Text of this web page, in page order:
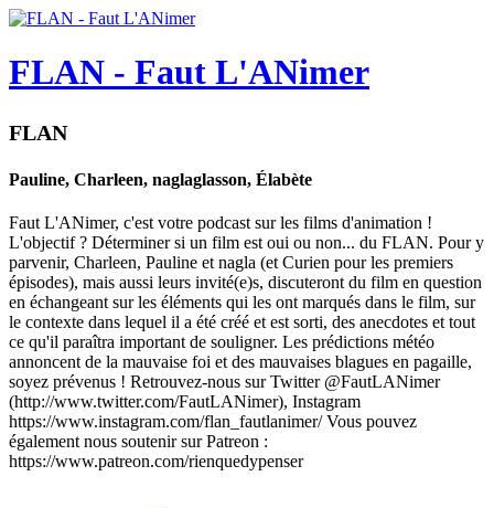
FLAN - Faut L'ANimer
FLAN
Pauline, Charleen, naglaglasson, Élabète
Faut L'ANimer, c'est votre podcast sur les films d'animation !
L'objectif ? Déterminer si un film est oui ou non... du FLAN. Pour y
parvenir, Charleen, Pauline et nagla (et Curien pour les premiers
épisodes), mais aussi leurs invité(e)s, discuteront du film en question
en échangeant sur les éléments qui les ont marqués dans le film, sur
le contexte dans lequel il a été créé et est sorti, des anecdotes et tout
ce qu'il paraîtra important de souligner. Les prédictions météo
annoncent de la mauvaise foi et des mauvaises blagues en pagaille,
soyez prévenus ! Retrouvez-nous sur Twitter @FautLANimer
(http://www.twitter.com/FautLANimer), Instagram
https://www.instagram.com/flan_fautlanimer/ Vous pouvez
également nous soutenir sur Patreon :
https://www.patreon.com/rienquedypenser